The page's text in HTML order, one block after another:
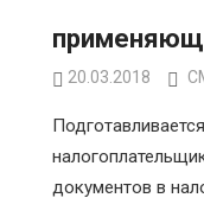
20.03.2018
документов в